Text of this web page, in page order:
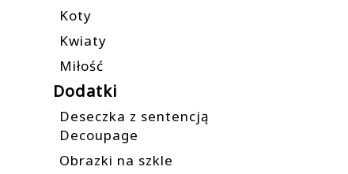
Koty
Kwiaty
Miłość
Dodatki
Deseczka z sentencją
Decoupage
Obrazki na szkle